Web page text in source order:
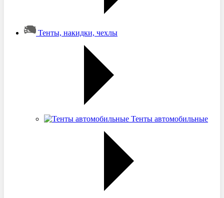
Тенты, накидки, чехлы
Тенты автомобильные